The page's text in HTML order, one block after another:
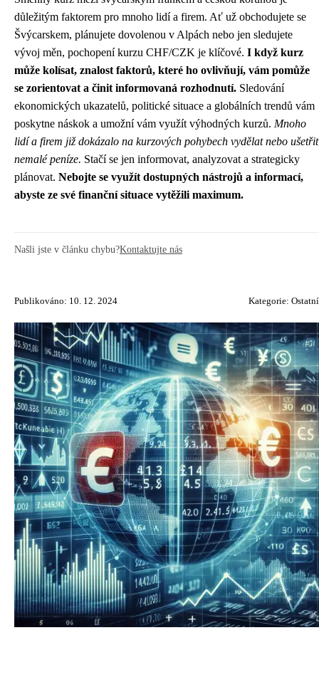
důležitým faktorem pro mnoho lidí a firem. Ať už obchodujete se
Švýcarskem, plánujete dovolenou v Alpách nebo jen sledujete
vývoj měn, pochopení kurzu CHF/CZK je klíčové. I když kurz
může kolísat, znalost faktorů, které ho ovlivňují, vám pomůže
se zorientovat a činit informovaná rozhodnutí. Sledování
ekonomických ukazatelů, politické situace a globálních trendů vám
poskytne náskok a umožní vám využít výhodných kurzů. Mnoho
lidí a firem již dokázalo na kurzových pohybech vydělat nebo ušetřit
nemalé peníze. Stačí se jen informovat, analyzovat a strategicky
plánovat. Nebojte se využít dostupných nástrojů a informací,
abyste ze své finanční situace vytěžili maximum.
Našli jste v článku chybu?Kontaktujte nás
Publikováno: 10. 12. 2024 Kategorie: Ostatní